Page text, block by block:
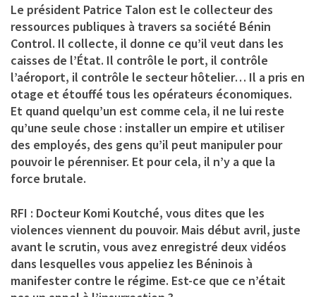
Le président Patrice Talon est le collecteur des
ressources publiques à travers sa société Bénin
Control. Il collecte, il donne ce qu’il veut dans les
caisses de l’État. Il contrôle le port, il contrôle
l’aéroport, il contrôle le secteur hôtelier… Il a pris en
otage et étouffé tous les opérateurs économiques.
Et quand quelqu’un est comme cela, il ne lui reste
qu’une seule chose : installer un empire et utiliser
des employés, des gens qu’il peut manipuler pour
pouvoir le pérenniser. Et pour cela, il n’y a que la
force brutale.
RFI : Docteur Komi Koutché, vous dites que les
violences viennent du pouvoir. Mais début avril, juste
avant le scrutin, vous avez enregistré deux vidéos
dans lesquelles vous appeliez les Béninois à
manifester contre le régime. Est-ce que ce n’était